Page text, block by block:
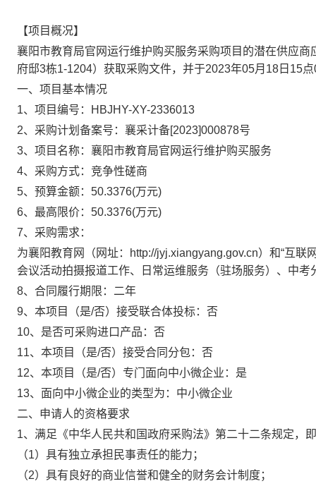
【项目概况】
襄阳市教育局官网运行维护购买服务采购项目的潜在供应商
府邸3栋1-1204） 获取采购文件，并于2023年05月18日15
一、项目基本情况
1、项目编号：
HBJHY-XY-2336013
2、采购计划备案号： 襄采计备[2023]000878号
3、项目名称： 襄阳市教育局官网运行维护购买服务
4、采购方式： 竞争性磋商
5、预算金额： 50.3376(万元)
6、最高限价： 50.3376(万元)
7、采购需求：
为襄阳教育网（网址：http://jyj.xiangyang.gov.cn）和“互
会议活动拍摄报道工作、日常运维服务（驻场服务）、中考
8、合同履行期限： 二年
9、本项目（是/否）接受联合体投标： 否
10、是否可采购进口产品： 否
11、本项目（是/否）接受合同分包： 否
12、本项目（是/否）专门面向中小微企业： 是
13、面向中小微企业的类型为： 中小微企业
二、申请人的资格要求
1、满足《中华人民共和国政府采购法》第二十二条规定，
（1）具有独立承担民事责任的能力；
（2）具有良好的商业信誉和健全的财务会计制度；